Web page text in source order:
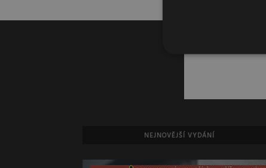
NEJNOVĚJŠÍ VYDÁNÍ